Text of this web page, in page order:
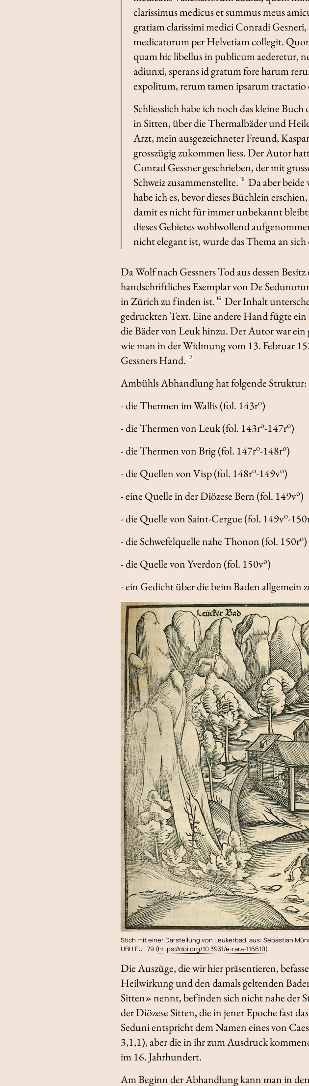
clarissimus medicus et summus meus
gratiam clarissimi medici Conradi
medicatorum per Helvetiam collegit.
quam hic libellus in publicum aederetur,
adiunxi, sperans id gratum fore harum
expolitum, rerum tamen ipsarum tractatio
Schliesslich habe ich noch das kleine
in Sitten, über die Thermalbäder und
Arzt, mein ausgezeichneter Freund,
grosszügig zukommen liess. Der Autor
Conrad Gessner geschrieben, der mit
Schweiz zusammenstellte. 15 Da aber
habe ich es, bevor dieses Büchlein
damit es nicht für immer unbekannt
dieses Gebietes wohlwollend
nicht elegant ist, wurde das Thema an
Da Wolf nach Gessners Tod aus dessen
handschriftliches Exemplar vonDe
in Zürich zu finden ist. 16 Der Inhalt
gedruckten Text. Eine andere Hand fügte
die Bäder von Leuk hinzu. Der Autor war
wie man in der Widmung vom 13. Februar
Gessners Hand. 17
Ambühls Abhandlung hat folgende Struktur:
- die Thermen im Wallis (fol. 143ro)
- die Thermen von Leuk (fol. 143ro-147ro)
- die Thermen von Brig (fol. 147ro-148ro)
- die Quellen von Visp (fol. 148ro-149vo)
- eine Quelle in der Diözese Bern (fol. 149vo)
- die Quelle von Saint-Cergue (fol. 149vo-
- die Schwefelquelle nahe Thonon (fol. 150ro)
- die Quelle von Yverdon (fol. 150vo)
- ein Gedicht über die beim Baden allgemein
Stich mit einer Darstellung von Leukerbad, aus: Sebastian
UBH EU I 79 (https://doi.org/10.3931/e-rara-116610).
Die Auszüge, die wir hier präsentieren,
Heilwirkung und den damals geltenden
Sitten» nennt, befinden sich nicht nahe der
der Diözese Sitten, die in jener Epoche fast
Sedunientspricht dem Namen eines von
3,1,1), aber die in ihr zum Ausdruck
im 16. Jahrhundert.
Am Beginn der Abhandlung kann man in